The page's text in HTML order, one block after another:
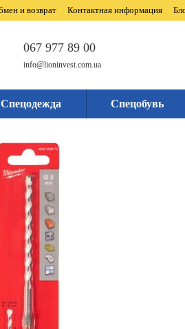
и возврат Контактная информация
067 977 89 00
info@lioninvest.com.ua
Спецодежда Спецобувь